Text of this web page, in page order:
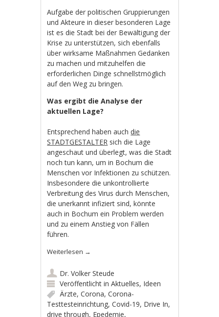
Aufgabe der politischen Gruppierungen
und Akteure in dieser besonderen Lage
ist es die Stadt bei der Bewältigung der
Krise zu unterstützen, sich ebenfalls
über wirksame Maßnahmen Gedanken
zu machen und mitzuhelfen die
erforderlichen Dinge schnellstmöglich
auf den Weg zu bringen.
Was ergibt die Analyse der
aktuellen Lage?
Entsprechend haben auchdie
STADTGESTALTER sich die Lage
angeschaut und überlegt, was die Stadt
noch tun kann, um in Bochum die
Menschen vor Infektionen zu schützen.
Insbesondere die unkontrollierte
Verbreitung des Virus durch Menschen,
die unerkannt infiziert sind, könnte
auch in Bochum ein Problem werden
und zu einem Anstieg von Fällen
führen.
Weiterlesen →
Dr. Volker Steude
Veröffentlicht inAktuelles, Ideen
Ärzte,Corona,Corona-
Testtesteinrichtung,Covid-19, Drive In,
drive through, Epedemie,